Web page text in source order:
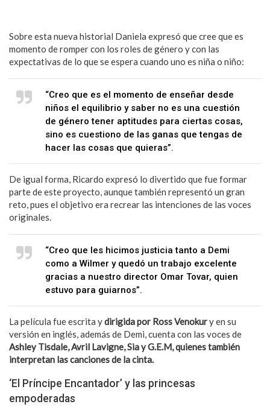
Sobre esta nueva historial Daniela expresó que cree que es
momento de romper con los roles de género y con las
expectativas de lo que se espera cuando uno es niña o niño:
“Creo que es el momento de enseñar desde
niños el equilibrio y saber no es una cuestión
de género tener aptitudes para ciertas cosas,
sino es cuestiono de las ganas que tengas de
hacer las cosas que quieras”.
De igual forma, Ricardo expresó lo divertido que fue formar
parte de este proyecto, aunque también representó un gran
reto, pues el objetivo era recrear las intenciones de las voces
originales.
“Creo que les hicimos justicia tanto a Demi
como a Wilmer y quedó un trabajo excelente
gracias a nuestro director Omar Tovar, quien
estuvo para guiarnos”.
La película fue escrita ydirigida por Ross Venokury en su
versión en inglés, además de Demi, cuenta con las voces de
Ashley Tisdale, Avril Lavigne, Sia y G.E.M, quienes también
interpretan las canciones de la cinta.
‘El Príncipe Encantador’ y las princesas
empoderadas